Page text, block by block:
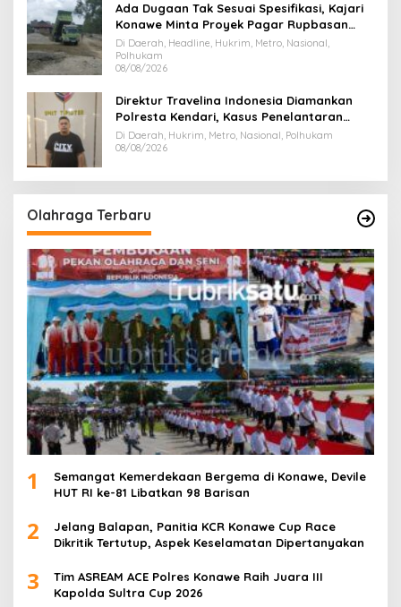
Ada Dugaan Tak Sesuai Spesifikasi, Kajari
Konawe Minta Proyek Pagar Rupbasan
Rp1,9 Miliar Dihentikan
Di Daerah, Headline, Hukrim, Metro, Nasional,
Polhukam
08/08/2026
Direktur Travelina Indonesia Diamankan
Polresta Kendari, Kasus Penelantaran
Jemaah Umrah Masuk Babak Baru
Di Daerah, Hukrim, Metro, Nasional, Polhukam
08/08/2026
Olahraga Terbaru
1
Semangat Kemerdekaan Bergema di Konawe, Devile
HUT RI ke-81 Libatkan 98 Barisan
2
Jelang Balapan, Panitia KCR Konawe Cup Race
Dikritik Tertutup, Aspek Keselamatan Dipertanyakan
3
Tim ASREAM ACE Polres Konawe Raih Juara III
Kapolda Sultra Cup 2026